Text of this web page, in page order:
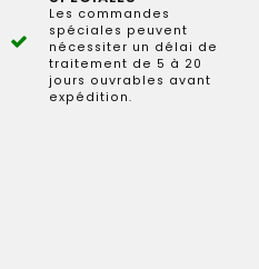
Les commandes
spéciales peuvent
nécessiter un délai de
traitement de 5 à 20
jours ouvrables avant
expédition.